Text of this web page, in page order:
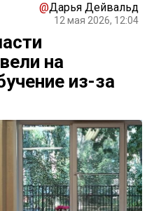
@Дарья Дейвальд
12 мая 2026, 12:04
на
из-за